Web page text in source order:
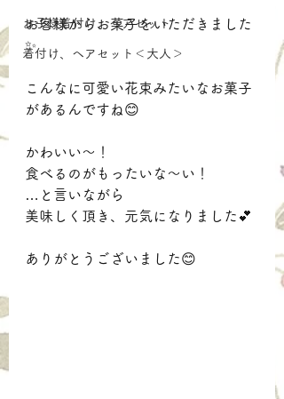
お子様着付け、ヘアセット
着付け、ヘアセット＜大人＞
お客様からお菓子をいただきました
✨
こんなに可愛い花束みたいなお菓子
があるんですね😊
かわいい～！
食べるのがもったいな～い！
…と言いながら
美味しく頂き、元気になりました💕
ありがとうございました😊